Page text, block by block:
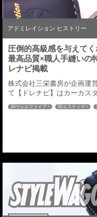
アドミレイション ヒストリー
圧倒的高級感を与えて
最高品質×職人手縫いの
レナビ掲載
株式会社三栄書房が企画運
て【ドレナビ】はカーカス
ト。ドレナビにて「レザー
のでご紹介させていただき
用 好みのカラーは組合せ
ビ：アドミレイションの
30ヴェルファイア 50エスティマ